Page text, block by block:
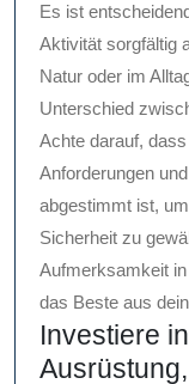
Es ist
Aktivität sorgfältig
Natur oder im
Unterschied
Achte darauf,
Anforderungen
abgestimmt ist,
Sicherheit zu
Aufmerksamkeit
das Beste aus
Investiere